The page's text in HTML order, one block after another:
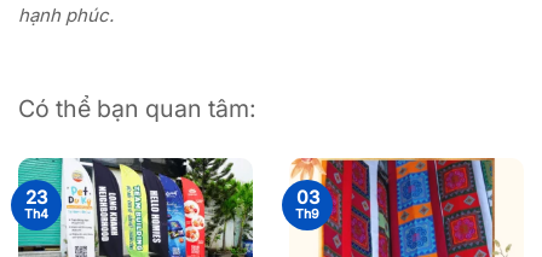
hạnh phúc.
Có thể bạn quan tâm:
23
Th4
03
Th9